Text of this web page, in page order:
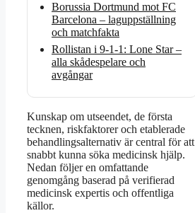
Borussia Dortmund mot FC
Barcelona – laguppställning
och matchfakta
Rollistan i 9-1-1: Lone Star –
alla skådespelare och
avgångar
Kunskap om utseendet, de första
tecknen, riskfaktorer och etablerade
behandlingsalternativ är central för att
snabbt kunna söka medicinsk hjälp.
Nedan följer en omfattande
genomgång baserad på verifierad
medicinsk expertis och offentliga
källor.